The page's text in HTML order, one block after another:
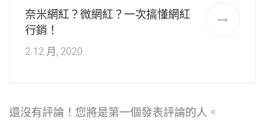
奈米網紅？微網紅？一次搞懂網紅
行銷！
2 12 月, 2020
還沒有評論！您將是第一個發表評論的人。